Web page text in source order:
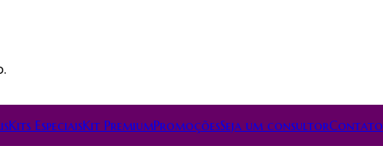
Kits EspeciaisKit PremiumPromoçõesSeja um consultorContato